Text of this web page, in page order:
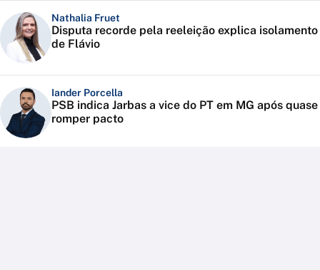
Nathalia Fruet
Disputa recorde pela reeleição explica isolamento
de Flávio
Iander Porcella
PSB indica Jarbas a vice do PT em MG após quase
romper pacto